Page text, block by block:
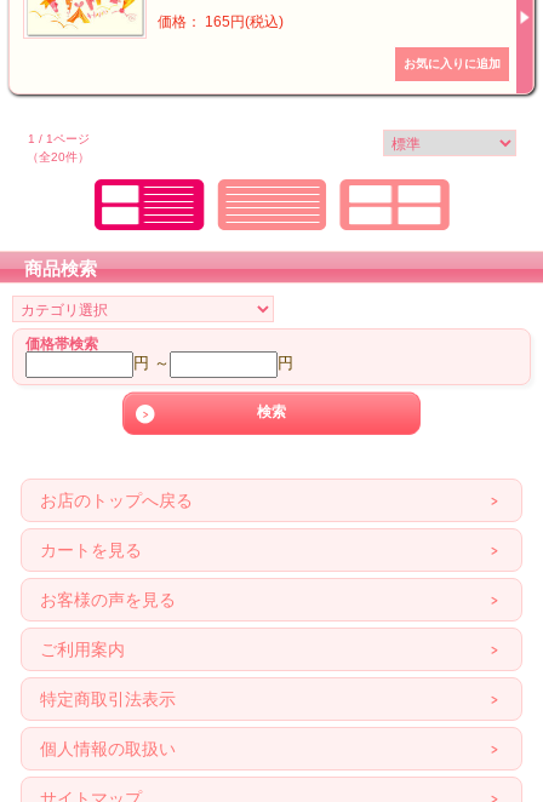
価格： 165円(税込)
1 / 1ページ
（全20件）
商品検索
価格帯検索
円 ～ 円
お店のトップへ戻る
カートを見る
お客様の声を見る
ご利用案内
特定商取引法表示
個人情報の取扱い